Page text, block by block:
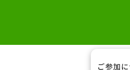
ご参加